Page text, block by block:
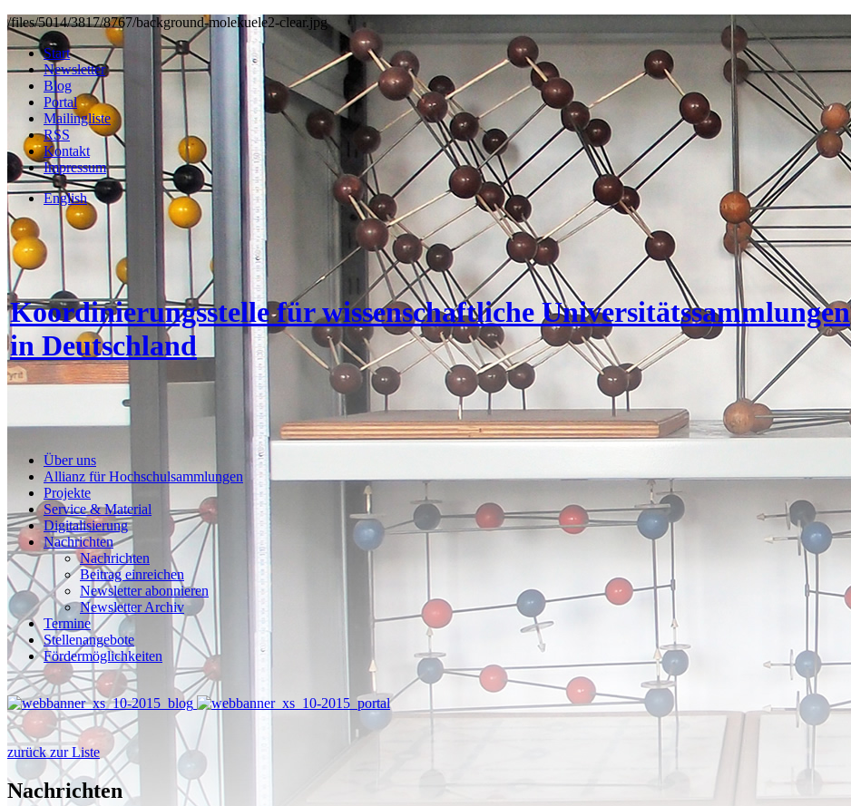
/files/5014/3817/8767/background-molekuele2-clear.jpg
Start
Newsletter
Blog
Portal
Mailingliste
RSS
Kontakt
Impressum
English
Koordinierungsstelle für wissenschaftliche Universitätssammlungen
in Deutschland
Über uns
Allianz für Hochschulsammlungen
Projekte
Service & Material
Digitalisierung
Nachrichten
Nachrichten
Beitrag einreichen
Newsletter abonnieren
Newsletter Archiv
Termine
Stellenangebote
Fördermöglichkeiten
zurück zur Liste
Nachrichten